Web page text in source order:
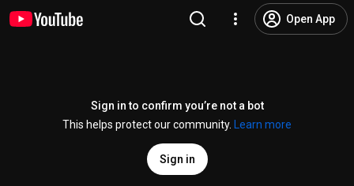
Open App
Sign in to confirm you’re not a bot
This helps protect our community.
Learn more
Sign in